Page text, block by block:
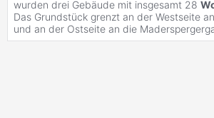
wurden drei Gebäude mit insgesamt 28
Das Grundstück grenzt an der Westseite
und an der Ostseite an die